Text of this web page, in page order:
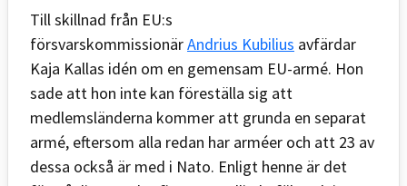
Till skillnad från EU:s
försvarskommissionärAndrius Kubilius avfärdar
Kaja Kallas idén om en gemensam EU-armé. Hon
sade att hon inte kan föreställa sig att
medlemsländerna kommer att grunda en separat
armé, eftersom alla redan har arméer och att 23 av
dessa också är med i Nato. Enligt henne är det